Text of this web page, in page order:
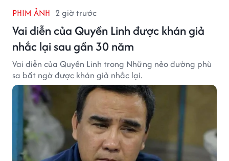
PHIM ẢNH 2 giờ trước
Vai diễn của Quyền Linh được khán giả
nhắc lại sau gần 30 năm
Vai diễn của Quyền Linh trong Những nẻo đường phù
sa bất ngờ được khán giả nhắc lại.